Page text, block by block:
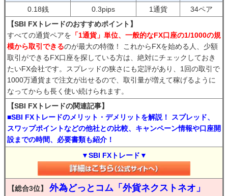
0.18銭 0.3pips 1通貨
34ペア
【SBI FXトレードのおすすめポイント】
すべての通貨ペアを 「1通貨」単位、一般的なFX口座の1/1000の規
模から取引できるのが最大の特徴！ これからFXを始める人、少額
取引ができるFX口座を探している方は、絶対にチェックしておき
たいFX会社です。スプレッドの狭さにも定評があり、1回の取引で
1000万通貨まで注文が出せるので、取引量が増えて稼げるように
なってからも長く使い続けられます。
【SBI FXトレードの関連記事】
■SBI FXトレードのメリット・デメリットを解説！ スプレッド、
スワップポイントなどの他社との比較、キャンペーン情報や口座開
設までの時間、必要書類も紹介！
▼SBI FXトレード▼
【総合3位】 外為どっとコム「外貨ネクストネオ」